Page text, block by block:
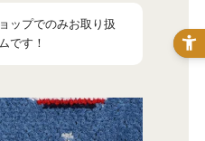
ップでのみお取り扱